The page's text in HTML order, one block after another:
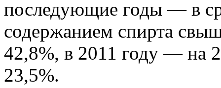
последующие годы — в
содержанием спирта
42,8%, в 2011 году — на
23,5%.